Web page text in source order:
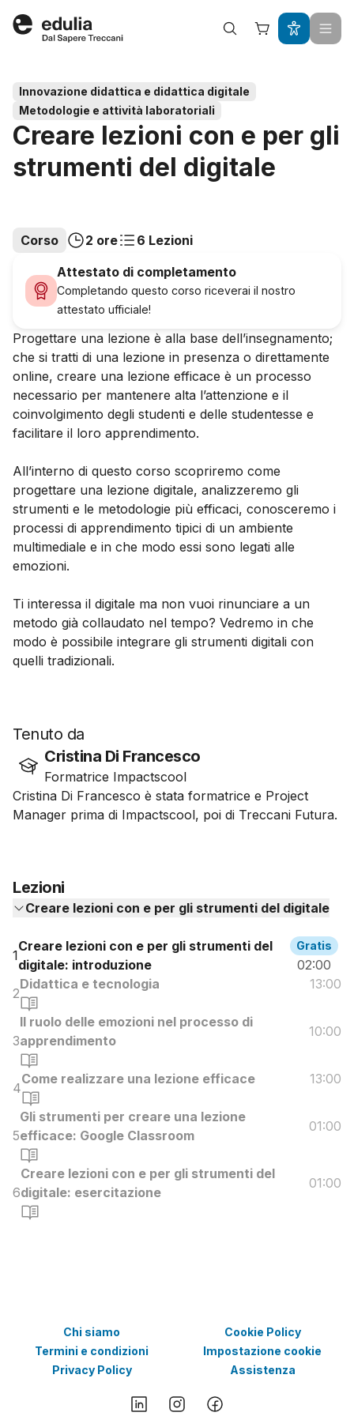
Edulia
Innovazione didattica e didattica digitale
Metodologie e attività laboratoriali
Creare lezioni con e per gli
strumenti del digitale
Corso 2 ore
6 Lezioni
Attestato di completamento
Completando questo corso riceverai il nostro
attestato ufficiale!
Progettare una lezione è alla base dell’insegnamento;
che si tratti di una lezione in presenza o direttamente
online, creare una lezione efficace è un processo
necessario per mantenere alta l’attenzione e il
coinvolgimento degli studenti e delle studentesse e
facilitare il loro apprendimento.
All’interno di questo corso scopriremo come
progettare una lezione digitale, analizzeremo gli
strumenti e le metodologie più efficaci, conosceremo i
processi di apprendimento tipici di un ambiente
multimediale e in che modo essi sono legati alle
emozioni.
Ti interessa il digitale ma non vuoi rinunciare a un
metodo già collaudato nel tempo? Vedremo in che
modo è possibile integrare gli strumenti digitali con
quelli tradizionali.
Tenuto da
Cristina Di Francesco
Formatrice Impactscool
Cristina Di Francesco è stata formatrice e Project
Manager prima di Impactscool, poi di Treccani Futura.
Lezioni
Creare lezioni con e per gli strumenti del digitale
1
Creare lezioni con e per gli strumenti del
digitale: introduzione
Gratis
02:00
2
Didattica e tecnologia 13:00
3
Il ruolo delle emozioni nel processo di
apprendimento
10:00
4
Come realizzare una lezione efficace 13:00
5
Gli strumenti per creare una lezione
efficace: Google Classroom
01:00
6
Creare lezioni con e per gli strumenti del
digitale: esercitazione
01:00
Chi siamo
Termini e condizioni
Privacy Policy
Cookie Policy
Impostazione cookie
Assistenza